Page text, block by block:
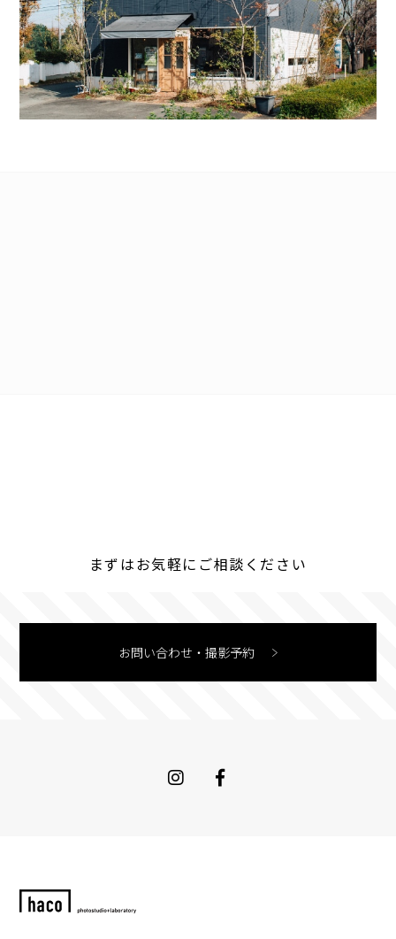
まずはお気軽にご相談ください
お問い合わせ・撮影予約
Instagram